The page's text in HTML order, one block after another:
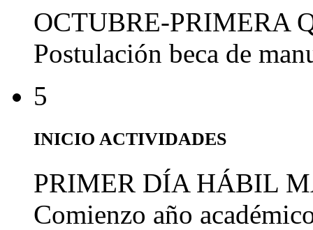
OCTUBRE-PRIMERA
Postulación beca de
5
INICIO ACTIVIDADES
PRIMER DÍA HÁBIL
Comienzo año